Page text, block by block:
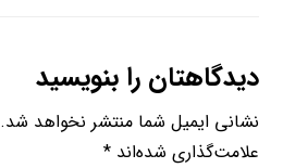
دیدگاهتان را بنویسید
نشانی ایمیل شما منتشر نخواهد شد.
علامت‌گذاری شده‌اند*